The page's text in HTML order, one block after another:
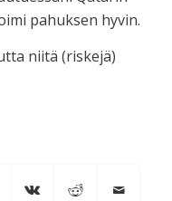
pahuksen hyvin.
niitä (riskejä)